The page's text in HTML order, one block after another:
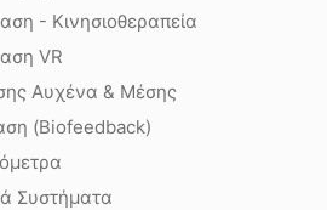
- Κινησιοθεραπεία
VR
Αυχένα & Μέσης
(Biofeedback)
Συστήματα